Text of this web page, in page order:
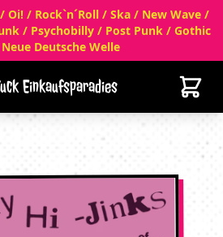
Oi! / Rock`n´Roll / Ska / New Wave /
/ Psychobilly / Post Punk / Gothic
Deutsche Welle
Einkaufsparadies